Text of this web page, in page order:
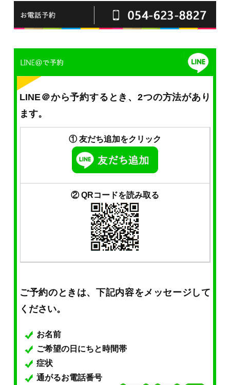
LINE＠から予約するとき、2つの方法があり
ます。
① 友だち追加をクリック
② QRコードを読み取る
ご予約のときは、下記内容をメッセージして
ください。
お名前
ご希望の日にちと時間帯
症状
通がるお電話番号